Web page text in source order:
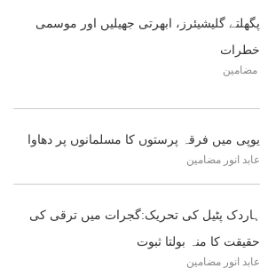
پگھلتے گلیشیئرز، ابھرتی جھیلیں اور موسمی
خطرات
مضامین
یوپی میں فرقہ پرستوں کا مسلمانوں پر دھاوا
عابد انور مضامین
ہاردک پٹیل کی تحریک:گجرات میں ترقی کی
حقیقت کا منہ بولتا ثبوت
عابد انور مضامین